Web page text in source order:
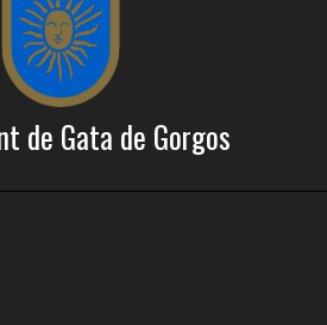
de Gata de Gorgos